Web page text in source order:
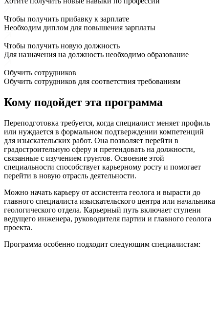
Чтобы получить прибавку к зарплате
Необходим диплом для повышения зарплаты
Чтобы получить новую должность
Для назначения на должность необходимо образование
Обучить сотрудников
Обучить сотрудников для соответствия требованиям
Кому подойдет эта программа
Переподготовка требуется, когда специалист меняет профиль
или нуждается в формальном подтверждении компетенций
для изыскательских работ. Она позволяет перейти в
градостроительную сферу и претендовать на должности,
связанные с изучением грунтов. Освоение этой
специальности способствует карьерному росту и помогает
перейти в новую отрасль деятельности.
Можно начать карьеру от ассистента геолога и вырасти до
главного специалиста изыскательского центра или начальника
геологического отдела. Карьерный путь включает ступени
ведущего инженера, руководителя партии и главного геолога
проекта.
Программа особенно подходит следующим специалистам: